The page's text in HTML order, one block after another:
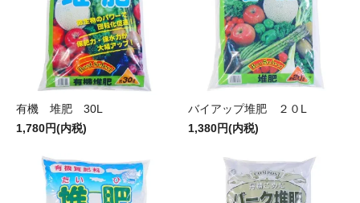
有機 堆肥 30L
1,780円(内税)
バイアップ堆肥 ２０L
1,380円(内税)